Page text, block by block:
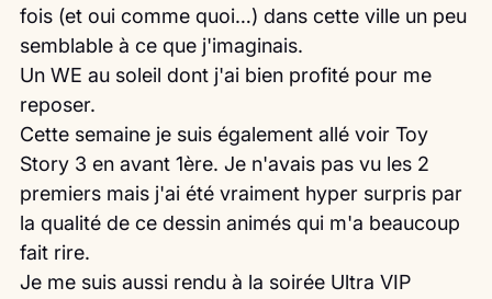
fois (et oui comme quoi…) dans cette ville un peu
semblable à ce que j'imaginais.
Un WE au soleil dont j'ai bien profité pour me
reposer.
Cette semaine je suis également allé voir Toy
Story 3 en avant 1ère. Je n'avais pas vu les 2
premiers mais j'ai été vraiment hyper surpris par
la qualité de ce dessin animés qui m'a beaucoup
fait rire.
Je me suis aussi rendu à la soirée Ultra VIP